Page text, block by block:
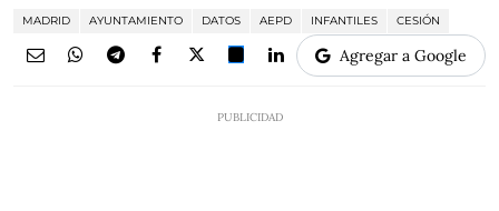
MADRID AYUNTAMIENTO DATOS AEPD INFANTILES CESIÓN
Agregar a Google